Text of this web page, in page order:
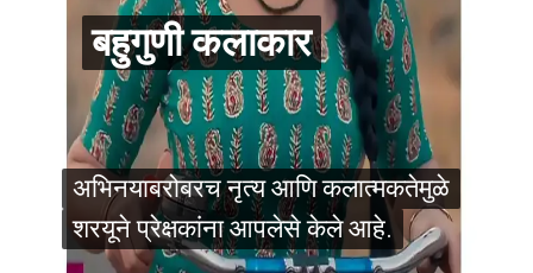
अभिनयाबरोबरच नृत्य आणि कलात्मकतेमुळे
शरयूने प्रेक्षकांना आपलेसे केले आहे.
अभिनयाबरोबरच नृत्य आणि कलात्मकतेमुळे
शरयूने प्रेक्षकांना आपलेसे केले आहे.
बहुगुणी कलाकार
बहुगुणी कलाकार